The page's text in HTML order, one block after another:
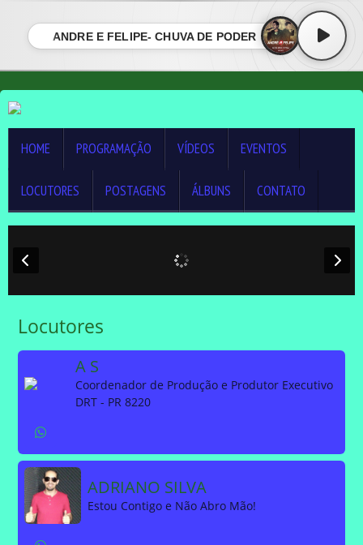
ANDRE E FELIPE- CHUVA DE PODER
HOME PROGRAMAÇÃO VÍDEOS EVENTOS
LOCUTORES POSTAGENS ÁLBUNS CONTATO
Locutores
A S
Coordenador de Produção e Produtor Executivo
DRT - PR 8220
ADRIANO SILVA
Estou Contigo e Não Abro Mão!